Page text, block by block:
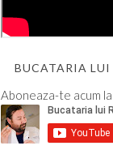
BUCATARIA LUI
Aboneaza-te acum